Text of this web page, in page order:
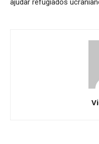
ajudar refugiados